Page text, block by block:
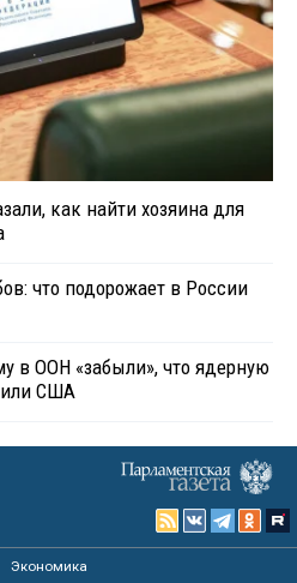
как найти хозяина для
что подорожает в России
в ООН «забыли», что ядерную
США
Экономика